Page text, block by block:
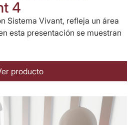
4
Sistema Vivant, refleja un área
esta presentación se muestran
producto